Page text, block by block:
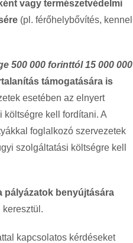
vagy természetvédelmi
(pl. férőhelybővítés, kennel
500 000 forinttól 15 000 000
támogatására is
esetében az elnyert
kell fordítani. A
foglalkozó szervezetek
szolgáltatási költségre kell
pályázatok benyújtására
keresztül.
kapcsolatos kérdéseket